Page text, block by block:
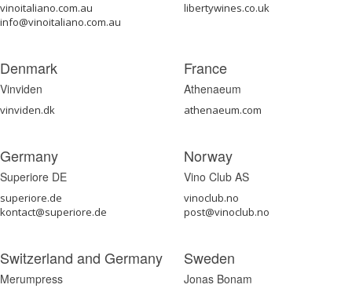
vinoitaliano.com.au
info@vinoitaliano.com.au
libertywines.co.uk
Denmark
Vinviden
vinviden.dk
France
Athenaeum
athenaeum.com
Germany
Superiore DE
superiore.de
kontact@superiore.de
Norway
Vino Club AS
vinoclub.no
post@vinoclub.no
Switzerland and Germany
Merumpress
Sweden
Jonas Bonam